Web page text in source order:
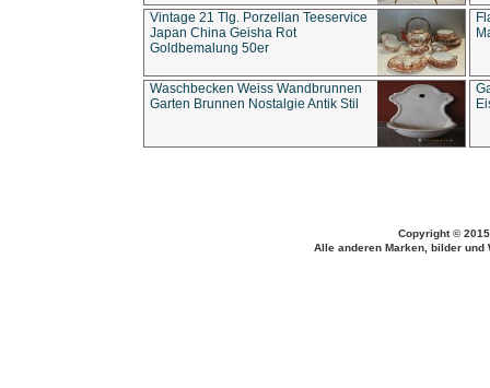
Vintage 21 Tlg. Porzellan Teeservice
Japan China Geisha Rot
Goldbemalung 50er
Waschbecken Weiss Wandbrunnen
Garten Brunnen Nostalgie Antik Stil
Copyright ©
Alle anderen Marken, bilder und